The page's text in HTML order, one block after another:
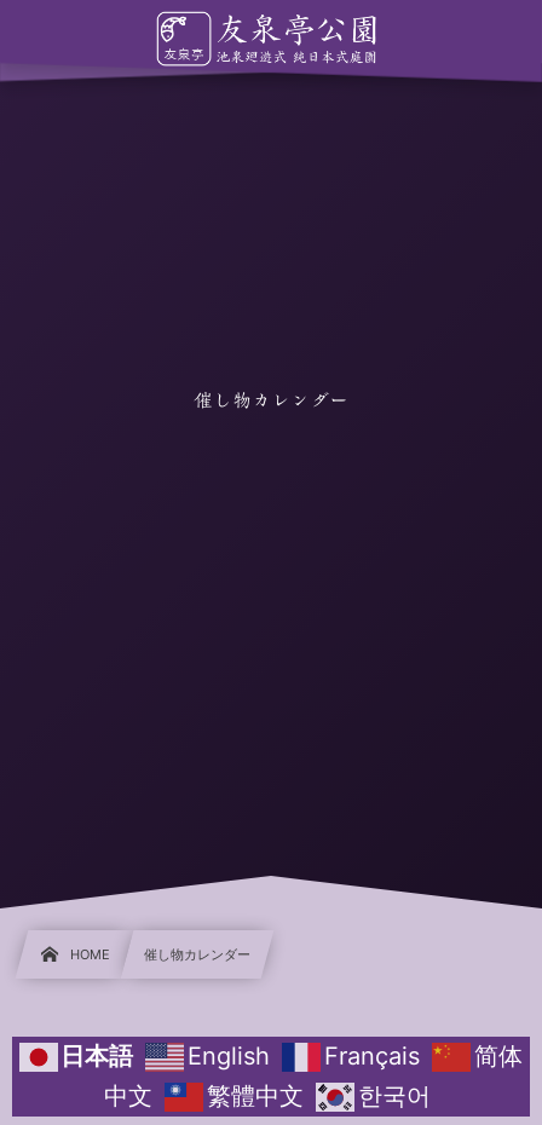
催し物カレンダー
HOME 催し物カレンダー
日本語 English Français
简体
中文
繁體中文 한국어